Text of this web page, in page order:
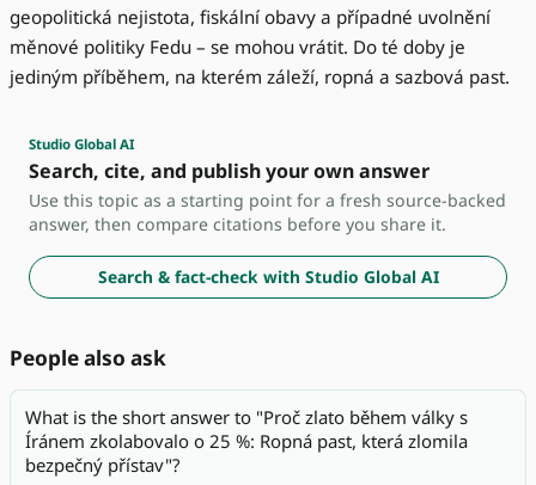
geopolitická nejistota, fiskální obavy a případné uvolnění
měnové politiky Fedu – se mohou vrátit. Do té doby je
jediným příběhem, na kterém záleží, ropná a sazbová past.
Studio Global AI
Search, cite, and publish your own answer
Use this topic as a starting point for a fresh source-backed
answer, then compare citations before you share it.
Search & fact-check with Studio Global AI
People also ask
What is the short answer to "Proč zlato během války s
Íránem zkolabovalo o 25 %: Ropná past, která zlomila
bezpečný přístav"?